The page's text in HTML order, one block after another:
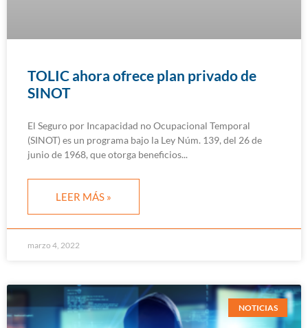
TOLIC ahora ofrece plan privado de
SINOT
El Seguro por Incapacidad no Ocupacional Temporal
(SINOT) es un programa bajo la Ley Núm. 139, del 26 de
junio de 1968, que otorga beneficios
LEER MÁS »
marzo 4, 2022
NOTICIAS